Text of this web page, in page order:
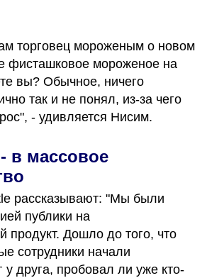
торговец мороженым о новом
фисташковое мороженое на
вы? Обычное, ничего
так и не понял, из-за чего
- удивляется Нисим.
в массовое
рассказывают: "Мы были
публики на
продукт. Дошло до того, что
сотрудники начали
у друга, пробовал ли уже кто-